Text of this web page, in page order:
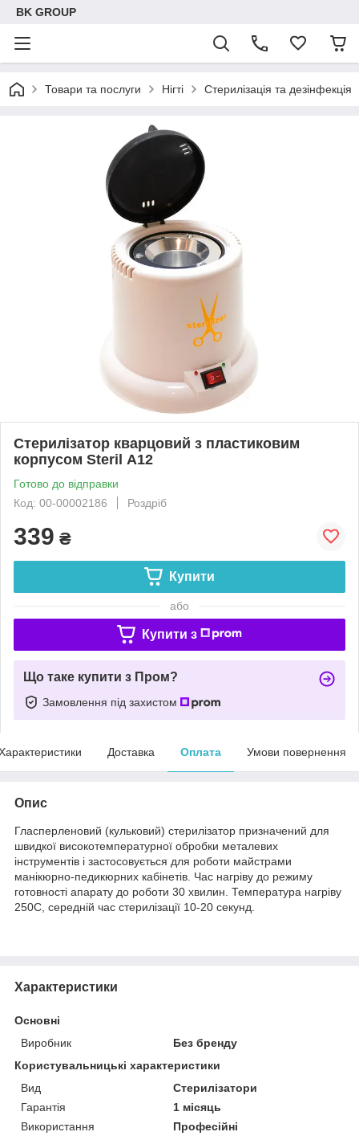
BK GROUP
Товари та послуги Нігті Стерилізація та дезінфекція
Стерилізатор кварцовий з пластиковим
корпусом Steril А12
Готово до відправки
Код: 00-00002186
Роздріб
339 ₴
Купити
або
Купити з
Що таке купити з Пром?
Замовлення під захистом
Доставка Оплата Умови повернення
Опис
Гласперленовий (кульковий) стерилізатор призначений для
швидкої високотемпературної обробки металевих
інструментів і застосовується для роботи майстрами
манікюрно-педикюрних кабінетів. Час нагріву до режиму
готовності апарату до роботи 30 хвилин. Температура нагріву
250С, середній час стерилізації 10-20 секунд.
Характеристики
Основні
Виробник
Без бренду
Користувальницькі характеристики
Вид
Стерилізатори
Гарантія
1 місяць
Використання
Професійні